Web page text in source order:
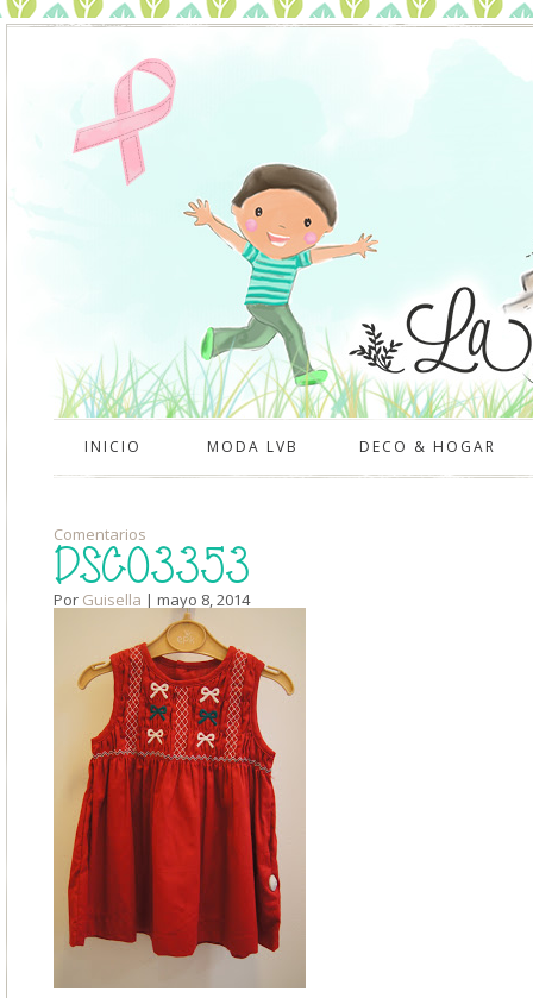
INICIO MODA LVB DECO & HOGAR
Comentarios
DSC03353
Por Guisella | mayo 8, 2014